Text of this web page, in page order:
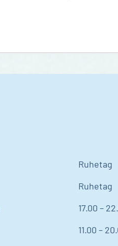
Ruhetag
Ruhetag
17.00 –
11.00 –